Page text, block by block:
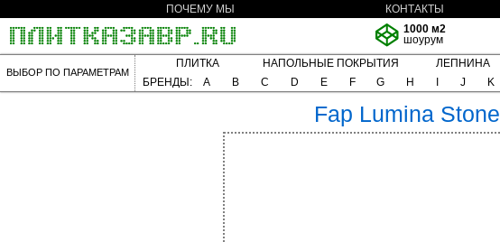
ПОЧЕМУ МЫ КОНТАКТЫ
1000 м2
шоурум
ВЫБОР ПО ПАРАМЕТРАМ
ПЛИТКА НАПОЛЬНЫЕ ПОКРЫТИЯ ЛЕПНИНА
БРЕНДЫ:
A B C D E F G H J K
Fap Lumina Stone